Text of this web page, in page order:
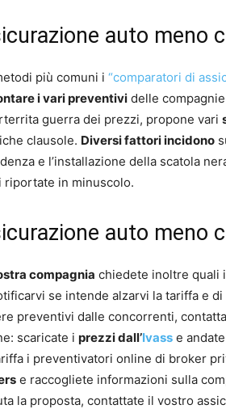
auto meno
più comuni i “comparatori di
i vari preventivi delle
guerra dei prezzi, propone vari
clausole. Diversi fattori incidono
e l’installazione della scatola
riportate in minuscolo.
auto meno
compagnia chiedete inoltre quali
se intende alzarvi la tariffa e
preventivi dalle concorrenti,
scaricate i prezzi dall’Ivass e
i preventivatori online di broker
e raccogliete informazioni sulla
la proposta, contattate il vostro